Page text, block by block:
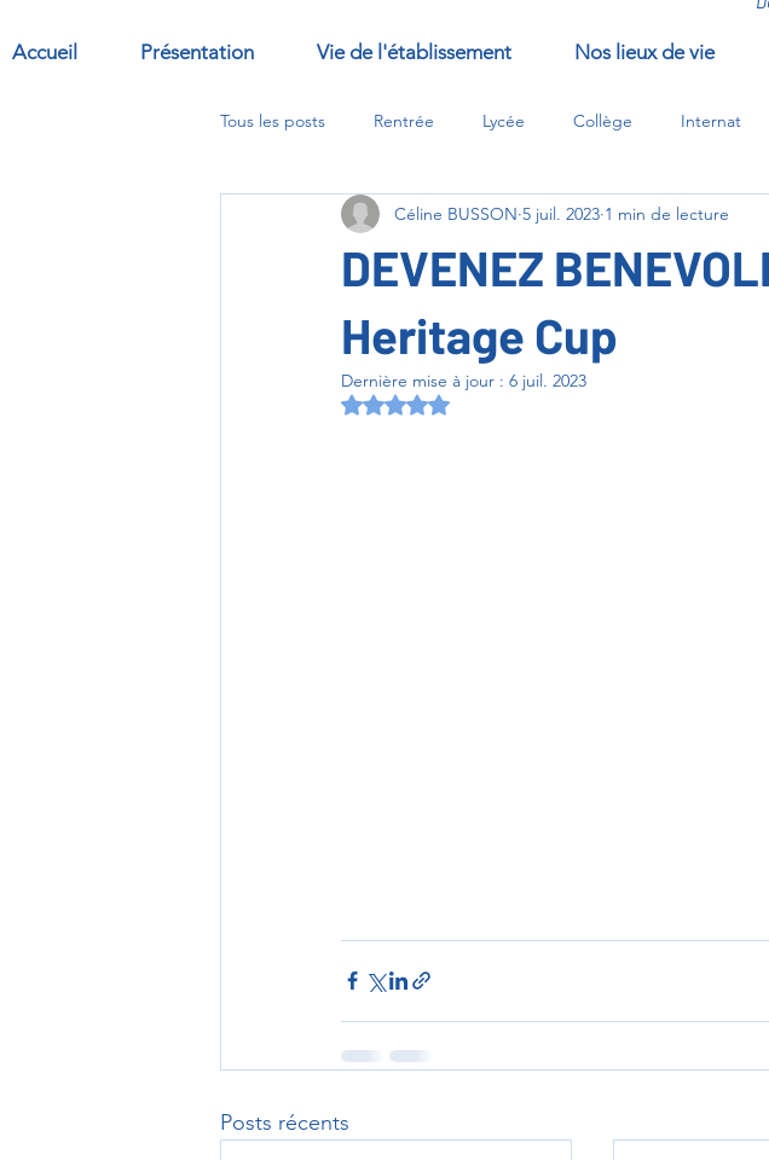
Accueil Présentation Vie de l'établissement Nos lieux de vie
Tous les posts Rentrée Lycée Collège Internat
Abbaye options/compléments/EPI
DEVENEZ
Heritage Cup
Céline BUSSON 5 juil. 2023 1 min de lecture
Dernière mise à jour : 6 juil. 2023
Noté NaN étoiles sur 5.
Posts récents